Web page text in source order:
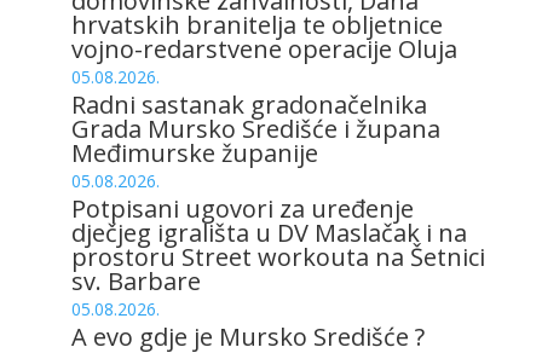
hrvatskih branitelja te obljetnice
vojno-redarstvene operacije Oluja
05.08.2026.
Radni sastanak gradonačelnika
Grada Mursko Središće i župana
Međimurske županije
05.08.2026.
Potpisani ugovori za uređenje
dječjeg igrališta u DV Maslačak i na
prostoru Street workouta na Šetnici
sv. Barbare
05.08.2026.
A evo gdje je Mursko Središće ?